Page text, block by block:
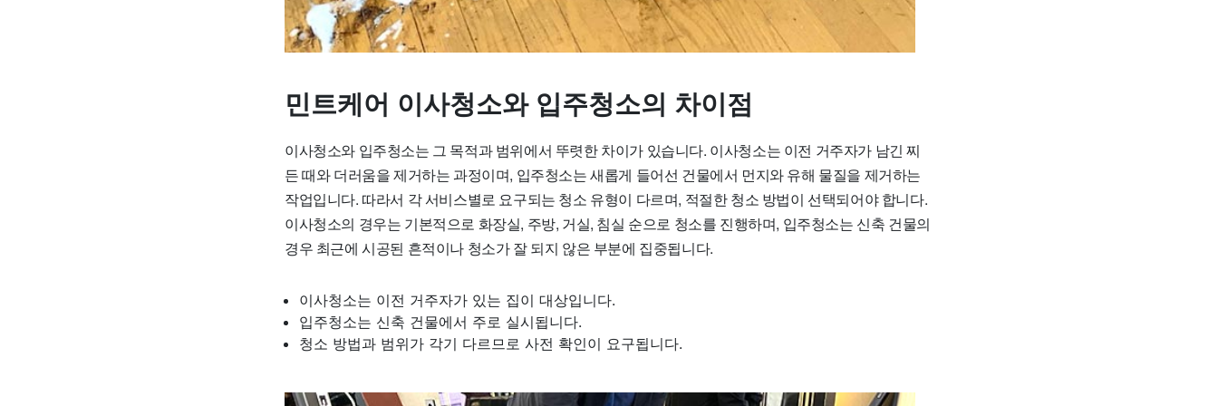
민트케어 이사청소와 입주청소의 차이점
이사청소와 입주청소는 그 목적과 범위에서 뚜렷한 차이가 있습니다. 이사청소는 이전 거주자가 남긴 찌
든 때와 더러움을 제거하는 과정이며, 입주청소는 새롭게 들어선 건물에서 먼지와 유해 물질을 제거하는
작업입니다. 따라서 각 서비스별로 요구되는 청소 유형이 다르며, 적절한 청소 방법이 선택되어야 합니다.
이사청소의 경우는 기본적으로 화장실, 주방, 거실, 침실 순으로 청소를 진행하며, 입주청소는 신축 건물의
경우 최근에 시공된 흔적이나 청소가 잘 되지 않은 부분에 집중됩니다.
이사청소는 이전 거주자가 있는 집이 대상입니다.
입주청소는 신축 건물에서 주로 실시됩니다.
청소 방법과 범위가 각기 다르므로 사전 확인이 요구됩니다.